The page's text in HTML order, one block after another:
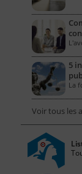
5
La
Voir tous les